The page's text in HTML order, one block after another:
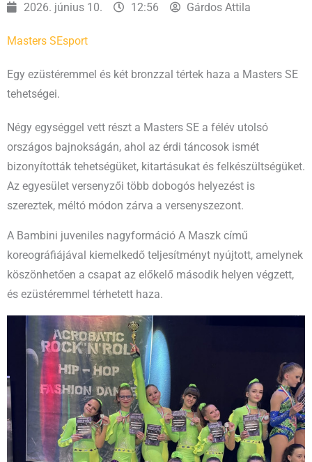
2026. június 10. 12:56 Gárdos Attila
Masters SEsport
Egy ezüstéremmel és két bronzzal tértek haza a Masters SE
tehetségei.
Négy egységgel vett részt a Masters SE a félév utolsó
országos bajnokságán, ahol az érdi táncosok ismét
bizonyították tehetségüket, kitartásukat és felkészültségüket.
Az egyesület versenyzői több dobogós helyezést is
szereztek, méltó módon zárva a versenyszezont.
A Bambini juveniles nagyformáció A Maszk című
koreográfiájával kiemelkedő teljesítményt nyújtott, amelynek
köszönhetően a csapat az előkelő második helyen végzett,
és ezüstéremmel térhetett haza.